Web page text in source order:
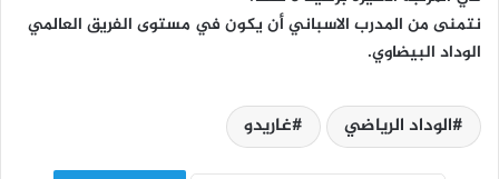
نتمنى من المدرب الاسباني أن يكون في مستوى الفريق العالمي
الوداد البيضاوي.
الوداد الرياضي غاريدو